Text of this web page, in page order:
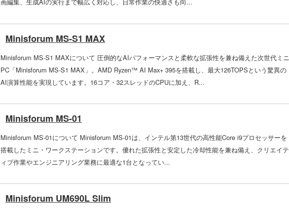
画編集、生成AIの実行まで幅広く対応し、日常作業の快適さも向...
Minisforum MS-S1 MAX
Minisforum MS-S1 MAXについて 圧倒的なAIパフォーマンスと柔軟な拡張性を兼ね備えた次世代ミニ
PC「Minisforum MS-S1 MAX」。AMD Ryzen™ AI Max+ 395を搭載し、最大126TOPSという驚異の
AI演算性能を実現しています。16コア・32スレッドのCPUに加え、R...
Minisforum MS-01
Minisforum MS-01について Minisforum MS-01は、インテル第13世代の高性能Core i9プロセッサーを
搭載したミニ・ワークステーションです。優れた拡張性と安定した冷却性能を兼ね備え、クリエイテ
ィブ作業やエンジニアリング業務に最適な1台となってい...
Minisforum UM690L Slim